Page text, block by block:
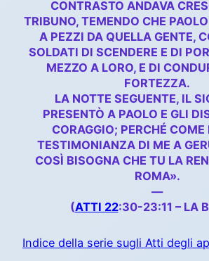
CONTRASTO ANDAVA
TRIBUNO, TEMENDO CHE
A PEZZI DA QUELLA GENTE,
SOLDATI DI SCENDERE E DI
MEZZO A LORO, E DI
FORTEZZA.
LA NOTTE SEGUENTE, IL
PRESENTÒ A PAOLO E GLI
CORAGGIO; PERCHÉ COME
TESTIMONIANZA DI ME A
COSÌ BISOGNA CHE TU LA
ROMA».
—
(ATTI 22:30-23:11 – LA
Indice della serie sugli Atti degli